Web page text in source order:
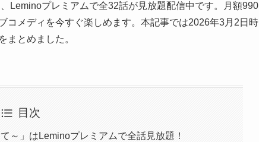
Leminoプレミアムで全32話が見放題配信中です。月額990
コメディを今すぐ楽しめます。本記事では2026年3月2日時
まとめました。
目次
～」はLeminoプレミアムで全話見放題！